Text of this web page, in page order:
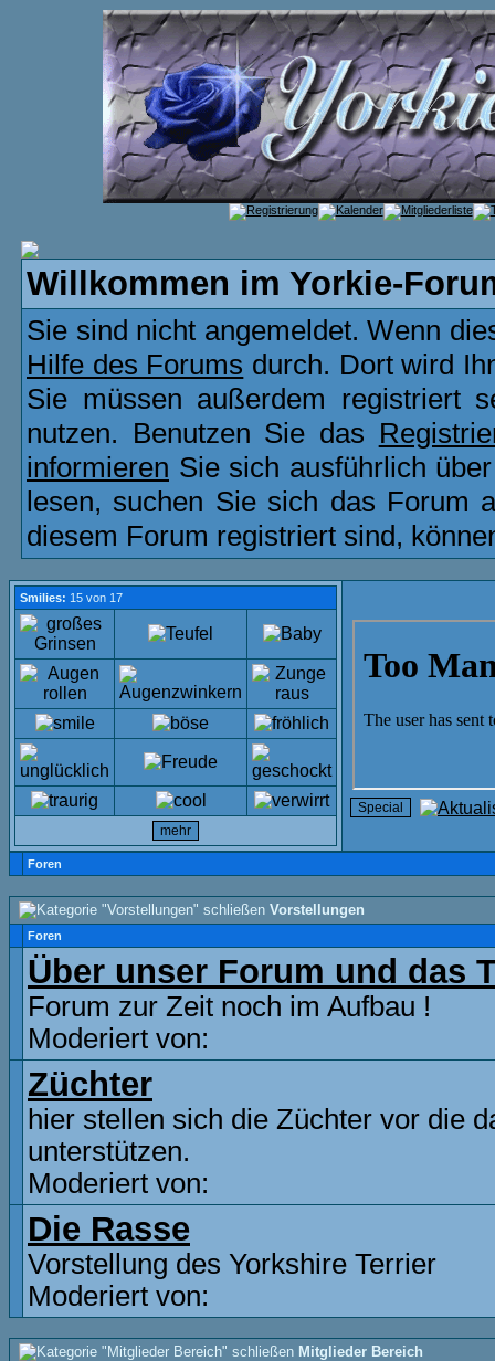
Willkommen im Yorkie-
Sie sind nicht angemeldet. Wenn
Hilfe des Forums durch. Dort wird
Sie müssen außerdem registriert
nutzen. Benutzen Sie das
informieren Sie sich ausführlich
lesen, suchen Sie sich das Forum
diesem Forum registriert sind,
Smilies: 15 von 17
Foren
Vorstellungen
Foren
Über unser Forum und das
Forum zur Zeit noch im Aufbau !
Moderiert von:
Züchter
hier stellen sich die Züchter vor die
unterstützen.
Moderiert von:
Die Rasse
Vorstellung des Yorkshire Terrier
Moderiert von:
Mitglieder Bereich